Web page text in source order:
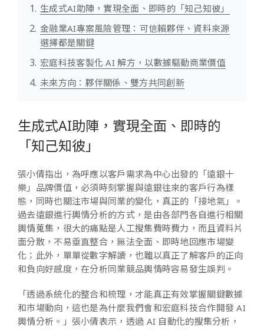
生成式AI助陣，實現全面、即時的「知己知彼」
金融業AI專案風險管理：可信賴夥伴、資料來源
選擇都是關鍵
宏庭科技客製化 AI 解方，以數據驅動商業價值
未來方向：夥伴關係、雙方共同創新
生成式AI助陣，實現全面、即時的
「知己知彼」
張小倩指出，為呼應以客戶需求為中心出發的「遠銀十
樂」品牌價值，必須時刻掌握與遠銀往來的客戶行為樣
態，同時也關注市場與同業的變化，真正的「接地氣」。
過去遠銀進行輿情分析的方式，是由各部門各自進行相關
輿情蒐集，很大的痛點是人工搜集費時費力，而且資料片
面分散，不易垂直整合，無法全面、即時地回應市場變
化；此外，單單從數字解讀，也難以真正了解客戶的正向
和負向好感度，在分析同業競品輿情時容易發生誤判。
「透過系統化的整合和梳理，才能真正有效掌握關鍵數據
和市場動向，這也是為什麼我們會和宏庭科技合作開發 AI
輿情分析。」張小倩表示，透過 AI 自動化的搜集分析，